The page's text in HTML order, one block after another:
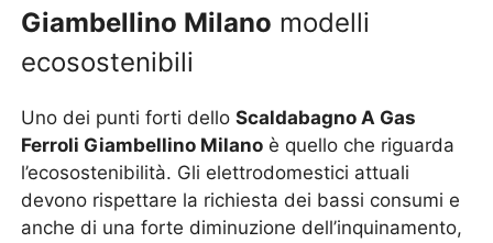
Giambellino Milano modelli
ecosostenibili
Uno dei punti forti delloScaldabagno A Gas
Ferroli Giambellino Milano è quello che riguarda
l’ecosostenibilità. Gli elettrodomestici attuali
devono rispettare la richiesta dei bassi consumi e
anche di una forte diminuzione dell’inquinamento,